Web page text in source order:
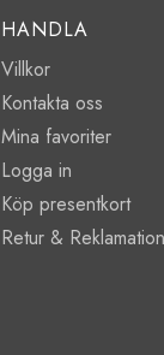
HANDLA
Villkor
Kontakta oss
Mina favoriter
Logga in
Köp presentkort
Retur & Reklamation